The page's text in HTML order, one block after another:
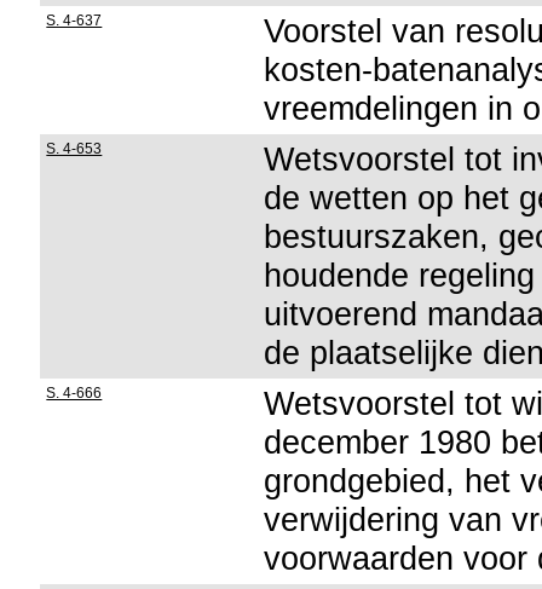
S. 4-637
Voorstel van
kosten-
vreemdelingen in
S. 4-653
Wetsvoorstel tot
de wetten op het
bestuurszaken,
houdende
uitvoerend
de plaatselijke
S. 4-666
Wetsvoorstel tot
december 1980
grondgebied, het
verwijdering van
voorwaarden voor